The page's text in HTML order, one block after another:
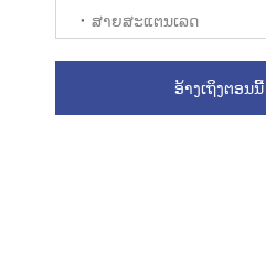
ສາຍສະແຕນເລດ
ອ້າງເຖິງຕອນນີ້